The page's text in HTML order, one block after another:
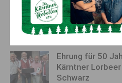
Ehrung für 50
Kärntner
Schwarz